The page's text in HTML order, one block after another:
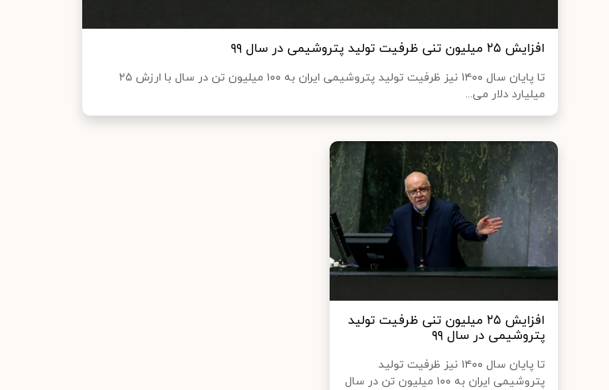
افزایش ۲۵ میلیون تنی ظرفیت تولید پتروشیمی در سال ۹۹
تا پایان سال ۱۴۰۰ نیز ظرفیت تولید پتروشیمی ایران به ۱۰۰ میلیون تن در سال با ارزش ۲۵
میلیارد دلار می...
افزایش ۲۵ میلیون تنی ظرفیت تولید
پتروشیمی در سال ۹۹
تا پایان سال ۱۴۰۰ نیز ظرفیت تولید
پتروشیمی ایران به ۱۰۰ میلیون تن در سال